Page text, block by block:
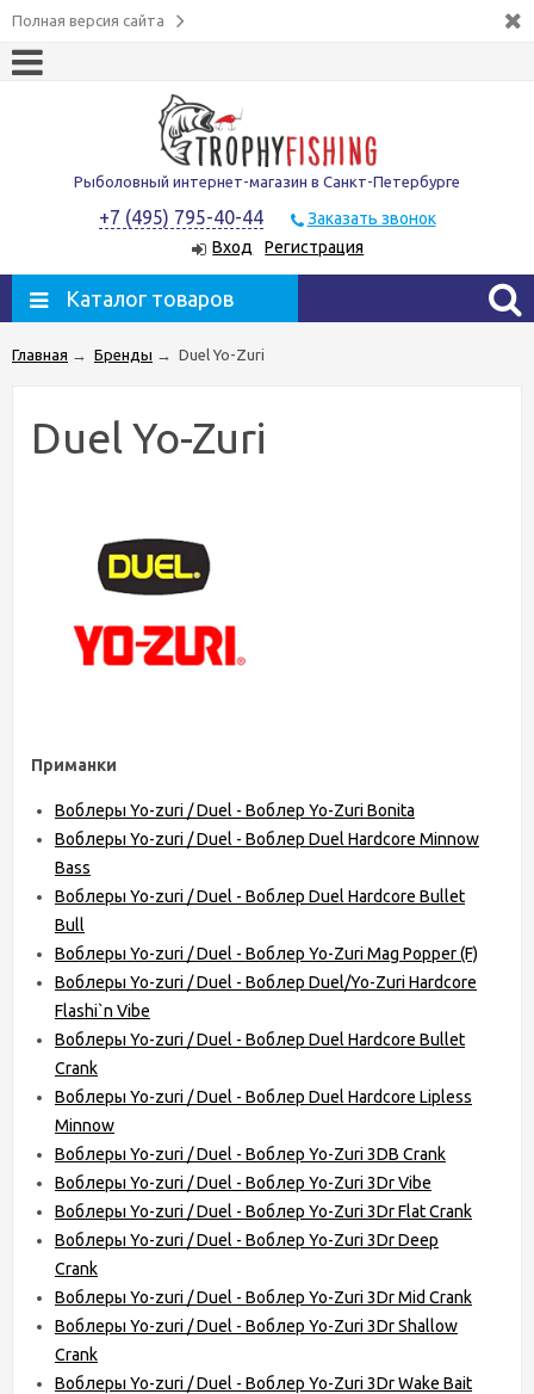
Полная версия сайта
Рыболовный интернет-магазин в Санкт-Петербурге
+7 (495) 795-40-44
Заказать звонок
Вход
Регистрация
Каталог товаров
Главная → Бренды → Duel Yo-Zuri
Duel Yo-Zuri
Приманки
Воблеры Yo-zuri / Duel - Воблер Yo-Zuri Bonita
Воблеры Yo-zuri / Duel - Воблер Duel Hardcore Minnow
Bass
Воблеры Yo-zuri / Duel - Воблер Duel Hardcore Bullet
Bull
Воблеры Yo-zuri / Duel - Воблер Yo-Zuri Mag Popper (F)
Воблеры Yo-zuri / Duel - Воблер Duel/Yo-Zuri Hardcore
Flashi`n Vibe
Воблеры Yo-zuri / Duel - Воблер Duel Hardcore Bullet
Crank
Воблеры Yo-zuri / Duel - Воблер Duel Hardcore Lipless
Minnow
Воблеры Yo-zuri / Duel - Воблер Yo-Zuri 3DB Crank
Воблеры Yo-zuri / Duel - Воблер Yo-Zuri 3Dr Vibe
Воблеры Yo-zuri / Duel - Воблер Yo-Zuri 3Dr Flat Crank
Воблеры Yo-zuri / Duel - Воблер Yo-Zuri 3Dr Deep
Crank
Воблеры Yo-zuri / Duel - Воблер Yo-Zuri 3Dr Mid Crank
Воблеры Yo-zuri / Duel - Воблер Yo-Zuri 3Dr Shallow
Crank
Воблеры Yo-zuri / Duel - Воблер Yo-Zuri 3Dr Wake Bait